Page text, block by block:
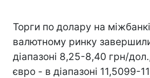
Торги по долару на
валютному ринку
діапазоні 8,25-8,40 грн/
євро - в діапазоні 11,5099-